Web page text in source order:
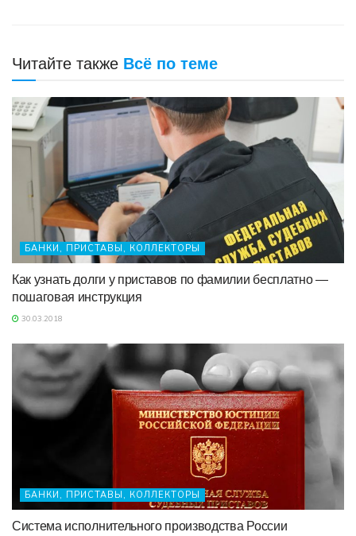
Читайте также Всё по теме
БАНКИ, ПРИСТАВЫ, КОЛЛЕКТОРЫ
Как узнать долги у приставов по фамилии бесплатно —
пошаговая инструкция
30.03.2018
БАНКИ, ПРИСТАВЫ, КОЛЛЕКТОРЫ
Система исполнительного производства России